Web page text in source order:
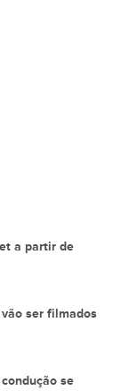
a partir de
ser filmados
se